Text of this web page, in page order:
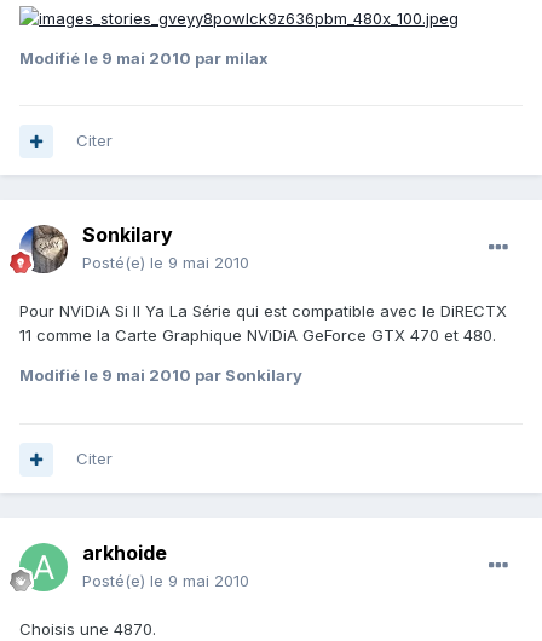
Modifié le 9 mai 2010 par milax
Citer
Sonkilary
Posté(e) le 9 mai 2010
Pour NViDiA Si Il Ya La Série qui est compatible avec le DiRECTX
11 comme la Carte Graphique NViDiA GeForce GTX 470 et 480.
Modifié le 9 mai 2010 par Sonkilary
Citer
arkhoide
Posté(e) le 9 mai 2010
Choisis une 4870.